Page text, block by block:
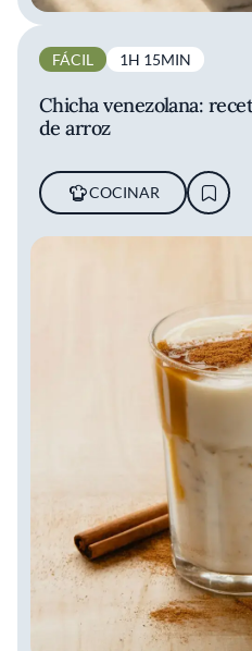
FÁCIL 1H 15MIN
Chicha venezolana:
de arroz
COCINAR